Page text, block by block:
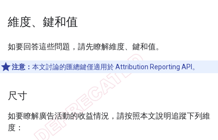
維度、鍵和值
如要回答這些問題，請先瞭解維度、鍵和值。
注意： 本文討論的匯總鍵僅適用於 Attribution Reporting API。
尺寸
如要瞭解廣告活動的收益情況，請按照本文說明追蹤下列維
度：